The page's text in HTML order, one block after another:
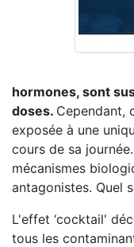
hormones, sont
doses. Cependant,
exposée à une
cours de sa
mécanismes
antagonistes. Quel
L'effet ‘cocktail'
tous les